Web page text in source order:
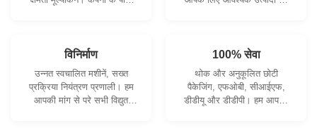
विनिर्माण
उन्नत स्वचालित मशीनें, सख्त
प्रक्रिया नियंत्रण प्रणाली। हम
आपकी मांग से परे सभी विद्युत
100% सेवा
थोक और अनुकूलित छोटी
पैकेजिंग, एफओबी, सीआईएफ,
डीडीयू और डीडीपी। हम आपकी